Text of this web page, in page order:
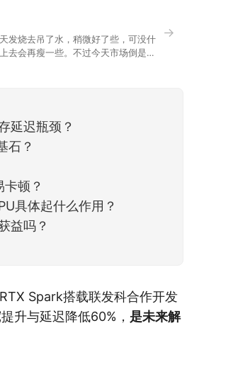
发烧去吊了水，稍微好了些，可没什
去会再瘦一些。不过今天市场倒是蛮
→
延迟瓶颈？
石？
顿？
具体起什么作用？
益吗？
Spark搭载联发科合作开发
升与延迟降低60%， 是未来解